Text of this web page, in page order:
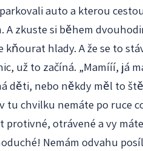
auto a kterou
A zkuste si během
hlady. A že se to
už to začíná. „Mamííí, já
děti, nebo někdy měl to
tu chvilku nemáte po ruce
protivné, otrávené a vy
Nemám odvahu